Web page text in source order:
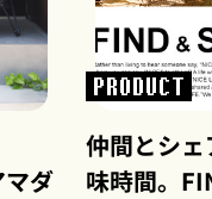
ダ
PRODUCT
仲間とシ
味時間。